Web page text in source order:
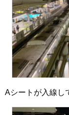
Aシートが入線し